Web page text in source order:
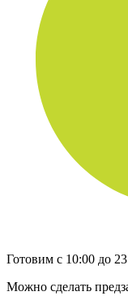
Готовим с 10:00 до
Можно сделать